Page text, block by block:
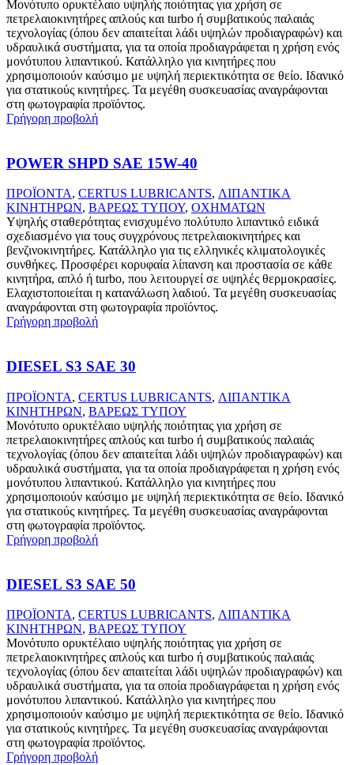
Μονότυπο ορυκτέλαιο υψηλής ποιότητας για χρήση σε
πετρελαιοκινητήρες απλούς και turbo ή συμβατικούς παλαιάς
τεχνολογίας (όπου δεν απαιτείται λάδι υψηλών προδιαγραφών) και
υδραυλικά συστήματα, για τα οποία προδιαγράφεται η χρήση ενός
μονότυπου λιπαντικού. Κατάλληλο για κινητήρες που
χρησιμοποιούν καύσιμο με υψηλή περιεκτικότητα σε θείο. Ιδανικό
για στατικούς κινητήρες. Τα μεγέθη συσκευασίας αναγράφονται
στη φωτογραφία προϊόντος.
Γρήγορη προβολή
POWER SHPD SAE 15W-40
ΠΡΟΪΟΝΤΑ, CERTUS LUBRICANTS, ΛΙΠΑΝΤΙΚΑ
ΚΙΝΗΤΗΡΩΝ, ΒΑΡΕΩΣ ΤΥΠΟΥ, ΟΧΗΜΑΤΩΝ
Υψηλής σταθερότητας ενισχυμένο πολύτυπο λιπαντικό ειδικά
σχεδιασμένο για τους συγχρόνους πετρελαιοκινητήρες και
βενζινοκινητήρες. Κατάλληλο για τις ελληνικές κλιματολογικές
συνθήκες. Προσφέρει κορυφαία λίπανση και προστασία σε κάθε
κινητήρα, απλό ή turbo, που λειτουργεί σε υψηλές θερμοκρασίες.
Ελαχιστοποιείται η κατανάλωση λαδιού. Τα μεγέθη συσκευασίας
αναγράφονται στη φωτογραφία προϊόντος.
Γρήγορη προβολή
DIESEL S3 SAE 30
ΠΡΟΪΟΝΤΑ, CERTUS LUBRICANTS, ΛΙΠΑΝΤΙΚΑ
ΚΙΝΗΤΗΡΩΝ, ΒΑΡΕΩΣ ΤΥΠΟΥ
Μονότυπο ορυκτέλαιο υψηλής ποιότητας για χρήση σε
πετρελαιοκινητήρες απλούς και turbo ή συμβατικούς παλαιάς
τεχνολογίας (όπου δεν απαιτείται λάδι υψηλών προδιαγραφών) και
υδραυλικά συστήματα, για τα οποία προδιαγράφεται η χρήση ενός
μονότυπου λιπαντικού. Κατάλληλο για κινητήρες που
χρησιμοποιούν καύσιμο με υψηλή περιεκτικότητα σε θείο. Ιδανικό
για στατικούς κινητήρες. Τα μεγέθη συσκευασίας αναγράφονται
στη φωτογραφία προϊόντος.
Γρήγορη προβολή
DIESEL S3 SAE 50
ΠΡΟΪΟΝΤΑ, CERTUS LUBRICANTS, ΛΙΠΑΝΤΙΚΑ
ΚΙΝΗΤΗΡΩΝ, ΒΑΡΕΩΣ ΤΥΠΟΥ
Μονότυπο ορυκτέλαιο υψηλής ποιότητας για χρήση σε
πετρελαιοκινητήρες απλούς και turbo ή συμβατικούς παλαιάς
τεχνολογίας (όπου δεν απαιτείται λάδι υψηλών προδιαγραφών) και
υδραυλικά συστήματα, για τα οποία προδιαγράφεται η χρήση ενός
μονότυπου λιπαντικού. Κατάλληλο για κινητήρες που
χρησιμοποιούν καύσιμο με υψηλή περιεκτικότητα σε θείο. Ιδανικό
για στατικούς κινητήρες. Τα μεγέθη συσκευασίας αναγράφονται
στη φωτογραφία προϊόντος.
Γρήγορη προβολή